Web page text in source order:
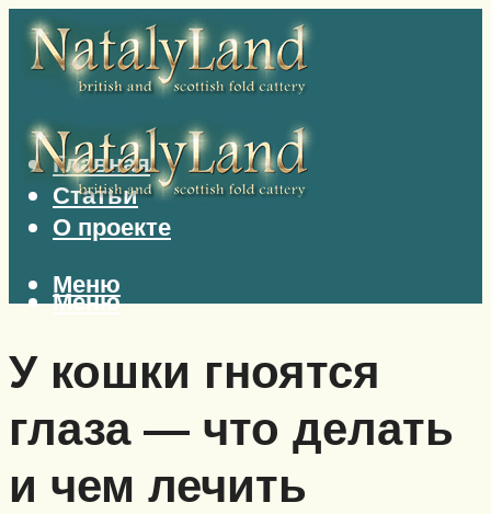
Главная
Статьи
О проекте
Меню
Меню
У кошки гноятся
глаза — что делать
и чем лечить